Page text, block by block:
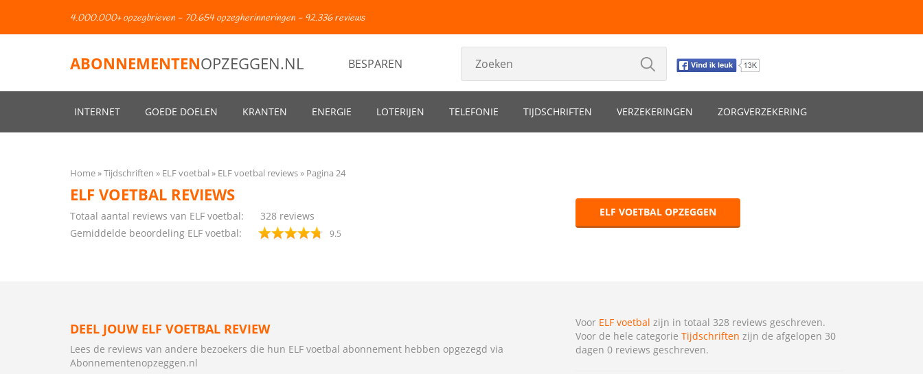
4.000.000+ opzegbrieven - 70.654 opzegherinneringen - 92.336 reviews
ABONNEMENTENOPZEGGEN.NL BESPAREN
INTERNET GOEDE DOELEN KRANTEN ENERGIE LOTERIJEN TELEFONIE TIJDSCHRIFTEN VERZEKERINGEN ZORGVERZEKERING
Home Tijdschriften ELF voetbal ELF voetbal reviews Pagina 24
ELF VOETBAL REVIEWS
Totaal aantal reviews van ELF voetbal: 328 reviews
Gemiddelde beoordeling ELF voetbal:
9.5
ELF VOETBAL OPZEGGEN
DEEL JOUW ELF VOETBAL REVIEW
Lees de reviews van andere bezoekers die hun ELF voetbal abonnement hebben opgezegd via
Abonnementenopzeggen.nl
Voor ELF voetbal zijn in totaal 328 reviews geschreven.
Voor de hele categorie Tijdschriften zijn de afgelopen 30
dagen 0 reviews geschreven.